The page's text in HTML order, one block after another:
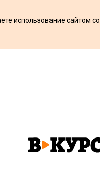
использование сайтом